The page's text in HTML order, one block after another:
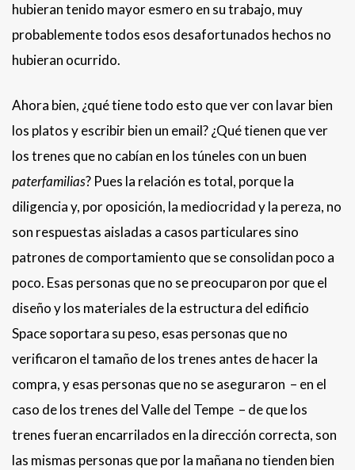
hubieran tenido mayor esmero en su trabajo, muy
probablemente todos esos desafortunados hechos no
hubieran ocurrido.
Ahora bien, ¿qué tiene todo esto que ver con lavar bien
los platos y escribir bien un email? ¿Qué tienen que ver
los trenes que no cabían en los túneles con un buen
paterfamilias? Pues la relación es total, porque la
diligencia y, por oposición, la mediocridad y la pereza, no
son respuestas aisladas a casos particulares sino
patrones de comportamiento que se consolidan poco a
poco. Esas personas que no se preocuparon por que el
diseño y los materiales de la estructura del edificio
Space soportara su peso, esas personas que no
verificaron el tamaño de los trenes antes de hacer la
compra, y esas personas que no se aseguraron – en el
caso de los trenes del Valle del Tempe – de que los
trenes fueran encarrilados en la dirección correcta, son
las mismas personas que por la mañana no tienden bien